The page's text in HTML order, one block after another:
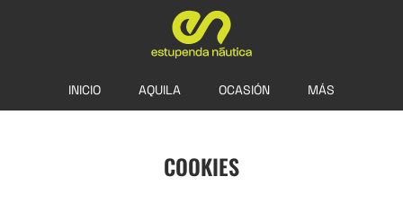
INICIO AQUILA OCASIÓN MÁS
COOKIES